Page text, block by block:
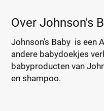
Over Johnson's
Johnson's Baby is een
andere babydoekjes
babyproducten van
en shampoo.